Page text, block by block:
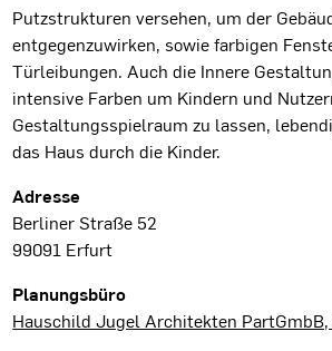
Putzstrukturen versehen, um der
entgegenzuwirken, sowie farbigen
Türleibungen. Auch die Innere
intensive Farben um Kindern und
Gestaltungsspielraum zu lassen,
das Haus durch die Kinder.
Projektdaten
Adresse
Berliner Straße 52
99091 Erfurt
Planungsbüro
Hauschild Jugel Architekten